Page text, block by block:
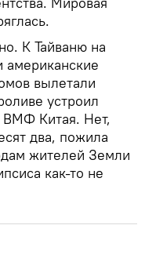
К Тайваню на
американские
вылетали
устроил
ВМФ Китая. Нет,
два, пожила
жителей Земли
как-то не